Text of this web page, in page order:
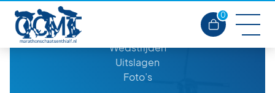
0
Wedstrijden
Uitslagen
Foto’s